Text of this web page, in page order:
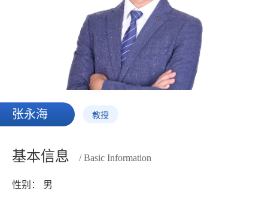
张永海 教授
基本信息 / Basic Information
性别： 男